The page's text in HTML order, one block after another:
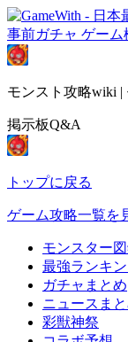
事前ガチャ ゲーム
モンスト攻略wiki |
掲示板Q&A
トップに戻る
ゲーム攻略一覧を
モンスター
最強ランキ
ガチャまとめ
ニュースま
彩獣神祭